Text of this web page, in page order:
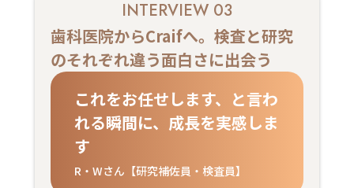
INTERVIEW 03
歯科医院からCraifへ。検査と研究
のそれぞれ違う面白さに出会う
これをお任せします、と言わ
れる瞬間に、成長を実感しま
す
R・Wさん【研究補佐員・検査員】